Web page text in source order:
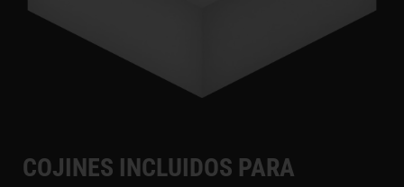
COJINES INCLUIDOS PARA